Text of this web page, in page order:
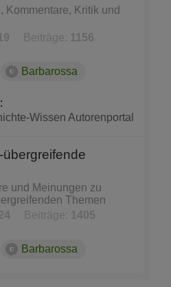
Kommentare, Kritik und
Beiträge: 1156
Barbarossa
Wissen Autorenportal
und Meinungen zu
Themen
Beiträge: 1405
Barbarossa